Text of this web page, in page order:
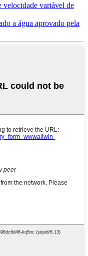
velocidade variável de
a água aprovado pela